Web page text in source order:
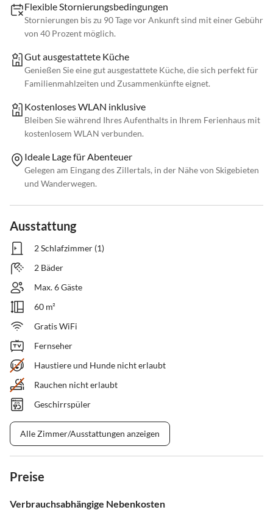
Flexible Stornierungsbedingungen
Stornierungen bis zu 90 Tage vor Ankunft sind mit einer Gebühr
von 40 Prozent möglich.
Gut ausgestattete Küche
Genießen Sie eine gut ausgestattete Küche, die sich perfekt für
Familienmahlzeiten und Zusammenkünfte eignet.
Kostenloses WLAN inklusive
Bleiben Sie während Ihres Aufenthalts in Ihrem Ferienhaus mit
kostenlosem WLAN verbunden.
Ideale Lage für Abenteuer
Gelegen am Eingang des Zillertals, in der Nähe von Skigebieten
und Wanderwegen.
Ausstattung
2 Schlafzimmer (1)
2 Bäder
Max. 6 Gäste
60 m²
Gratis WiFi
Fernseher
Haustiere und Hunde nicht erlaubt
Rauchen nicht erlaubt
Geschirrspüler
Alle Zimmer/Ausstattungen anzeigen
Preise
Verbrauchsabhängige Nebenkosten